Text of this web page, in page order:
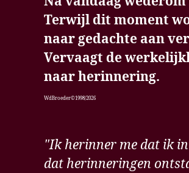
Terwijl dit moment
naar gedachte aan
Vervaagt de
naar herinnering.
WdBroeder©1998/2026
"Ik herinner me dat ik
dat herinneringen